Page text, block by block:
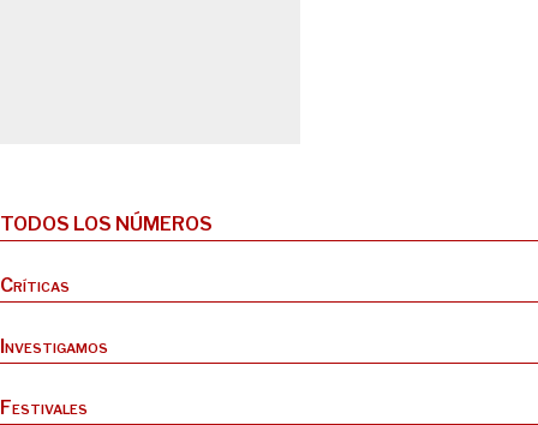
TODOS LOS NÚMEROS
Críticas
Investigamos
Festivales